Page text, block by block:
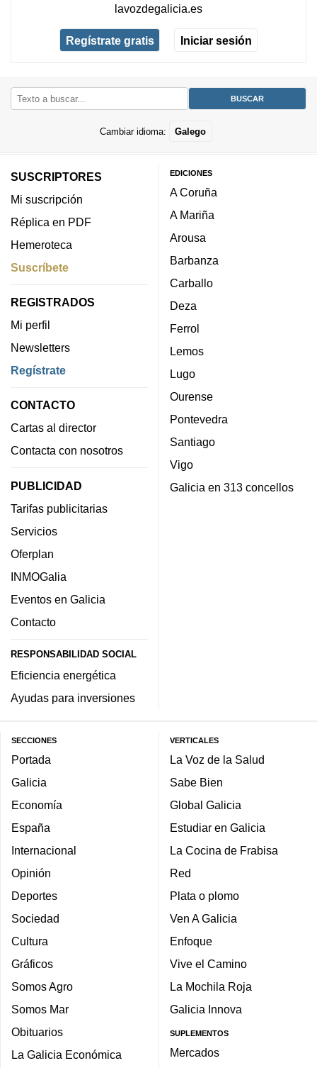
lavozdegalicia.es
Regístrate gratis Iniciar sesión
Cambiar idioma: Galego
SUSCRIPTORES
Mi suscripción
Réplica en PDF
Hemeroteca
Suscríbete
REGISTRADOS
Mi perfil
Newsletters
Regístrate
CONTACTO
Cartas al director
Contacta con nosotros
PUBLICIDAD
Tarifas publicitarias
Servicios
Oferplan
INMOGalia
Eventos en Galicia
Contacto
RESPONSABILIDAD SOCIAL
Eficiencia energética
Ayudas para inversiones
EDICIONES
A Coruña
A Mariña
Arousa
Barbanza
Carballo
Deza
Ferrol
Lemos
Lugo
Ourense
Pontevedra
Santiago
Vigo
Galicia en 313 concellos
SECCIONES
Portada
Galicia
Economía
España
Internacional
Opinión
Deportes
Sociedad
Cultura
Gráficos
Somos Agro
Somos Mar
Obituarios
La Galicia Económica
VERTICALES
La Voz de la Salud
Sabe Bien
Global Galicia
Estudiar en Galicia
La Cocina de Frabisa
Red
Plata o plomo
Ven A Galicia
Enfoque
Vive el Camino
La Mochila Roja
Galicia Innova
SUPLEMENTOS
Mercados